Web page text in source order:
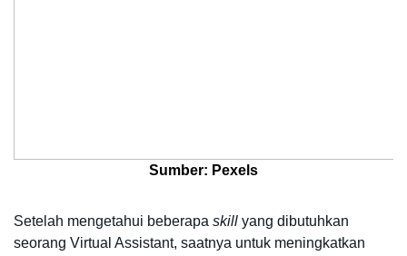
Sumber: Pexels
Setelah mengetahui beberapa skill yang dibutuhkan
seorang Virtual Assistant, saatnya untuk meningkatkan